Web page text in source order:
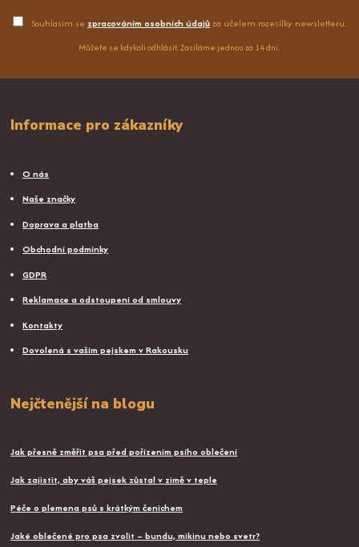
Souhlasím se zpracováním osobních údajůza účelem rozesílky newsletteru.
Můžete se kdykoli odhlásit. Zasíláme jednou za 14 dní.
Informace pro zákazníky
O nás
Naše značky
Doprava a platba
Obchodní podmínky
GDPR
Reklamace a odstoupení od smlouvy
Kontakty
Dovolená s vaším pejskem v Rakousku
Nejčtenější na blogu
Jak přesně změřit psa před pořízením psího oblečení
Jak zajistit, aby váš pejsek zůstal v zimě v teple
Péče o plemena psů s krátkým čenichem
Jaké oblečené pro psa zvolit – bundu, mikinu nebo svetr?